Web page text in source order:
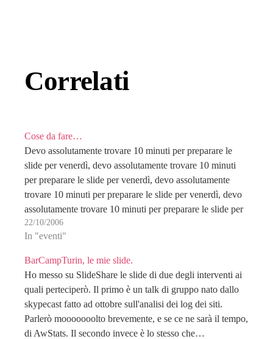
Correlati
Cose da fare…
Devo assolutamente trovare 10 minuti per preparare le
slide per venerdì, devo assolutamente trovare 10 minuti
per preparare le slide per venerdì, devo assolutamente
trovare 10 minuti per preparare le slide per venerdì, devo
assolutamente trovare 10 minuti per preparare le slide per
venerdì, devo assolutamente trovare 10 minuti per…
22/10/2006
In "eventi"
BarCampTurin, le mie slide.
Ho messo su SlideShare le slide di due degli interventi ai
quali perteciperò. Il primo è un talk di gruppo nato dallo
skypecast fatto ad ottobre sull'analisi dei log dei siti.
Parlerò mooooooolto brevemente, e se ce ne sarà il tempo,
di AwStats. Il secondo invece è lo stesso che…